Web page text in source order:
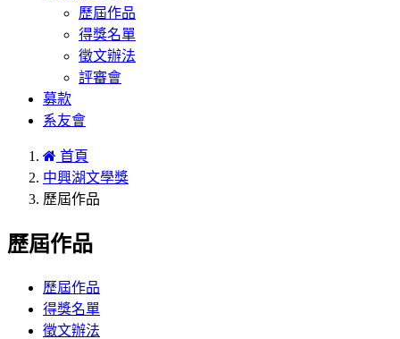
歷屆作品
得獎名單
徵文辦法
評審會
募款
系友會
首頁
中興湖文學獎
歷屆作品
歷屆作品
歷屆作品
得獎名單
徵文辦法